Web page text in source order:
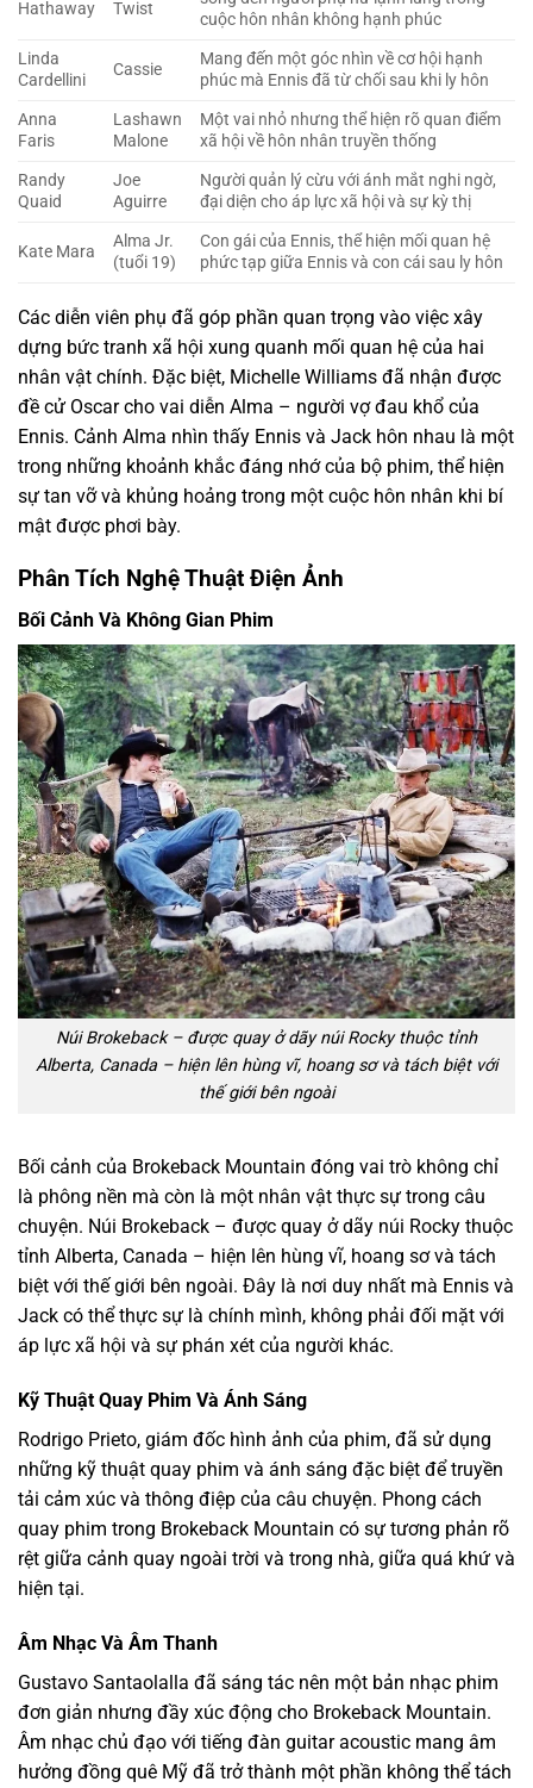
Hathaway Twist
cuộc hôn nhân không hạnh phúc
Linda
Cardellini
Cassie
Mang đến một góc nhìn về cơ hội hạnh
phúc mà Ennis đã từ chối sau khi ly hôn
Anna
Faris
Lashawn
Malone
Một vai nhỏ nhưng thể hiện rõ quan điểm
xã hội về hôn nhân truyền thống
Randy
Quaid
Joe
Aguirre
Người quản lý cừu với ánh mắt nghi ngờ,
đại diện cho áp lực xã hội và sự kỳ thị
Kate Mara
Alma Jr.
(tuổi 19)
Con gái của Ennis, thể hiện mối quan hệ
phức tạp giữa Ennis và con cái sau ly hôn
Các diễn viên phụ đã góp phần quan trọng vào việc xây
dựng bức tranh xã hội xung quanh mối quan hệ của hai
nhân vật chính. Đặc biệt, Michelle Williams đã nhận được
đề cử Oscar cho vai diễn Alma – người vợ đau khổ của
Ennis. Cảnh Alma nhìn thấy Ennis và Jack hôn nhau là một
trong những khoảnh khắc đáng nhớ của bộ phim, thể hiện
sự tan vỡ và khủng hoảng trong một cuộc hôn nhân khi bí
mật được phơi bày.
Phân Tích Nghệ Thuật Điện Ảnh
Bối Cảnh Và Không Gian Phim
Núi Brokeback – được quay ở dãy núi Rocky thuộc tỉnh
Alberta, Canada – hiện lên hùng vĩ, hoang sơ và tách biệt với
thế giới bên ngoài
Bối cảnh của Brokeback Mountain đóng vai trò không chỉ
là phông nền mà còn là một nhân vật thực sự trong câu
chuyện. Núi Brokeback – được quay ở dãy núi Rocky thuộc
tỉnh Alberta, Canada – hiện lên hùng vĩ, hoang sơ và tách
biệt với thế giới bên ngoài. Đây là nơi duy nhất mà Ennis và
Jack có thể thực sự là chính mình, không phải đối mặt với
áp lực xã hội và sự phán xét của người khác.
Kỹ Thuật Quay Phim Và Ánh Sáng
Rodrigo Prieto, giám đốc hình ảnh của phim, đã sử dụng
những kỹ thuật quay phim và ánh sáng đặc biệt để truyền
tải cảm xúc và thông điệp của câu chuyện. Phong cách
quay phim trong Brokeback Mountain có sự tương phản rõ
rệt giữa cảnh quay ngoài trời và trong nhà, giữa quá khứ và
hiện tại.
Âm Nhạc Và Âm Thanh
Gustavo Santaolalla đã sáng tác nên một bản nhạc phim
đơn giản nhưng đầy xúc động cho Brokeback Mountain.
Âm nhạc chủ đạo với tiếng đàn guitar acoustic mang âm
hưởng đồng quê Mỹ đã trở thành một phần không thể tách